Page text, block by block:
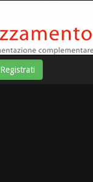
Registrati